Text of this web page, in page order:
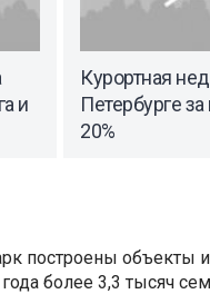
и
Курортная
Петербурге
20%
построены объекты
года более 3,3 тысяч